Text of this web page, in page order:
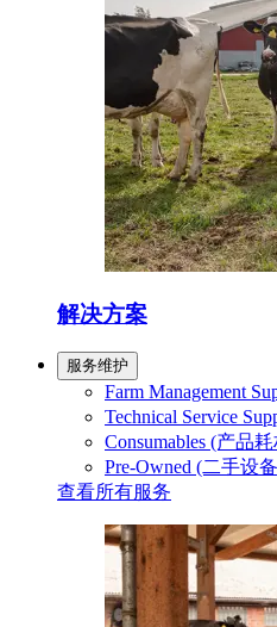
解决方案
服务维护
Farm Management
Technical Service
Consumables (产品
Pre-Owned (二手设
查看所有服务